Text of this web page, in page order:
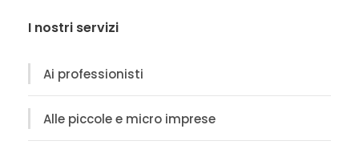
I nostri servizi
Ai professionisti
Alle piccole e micro imprese